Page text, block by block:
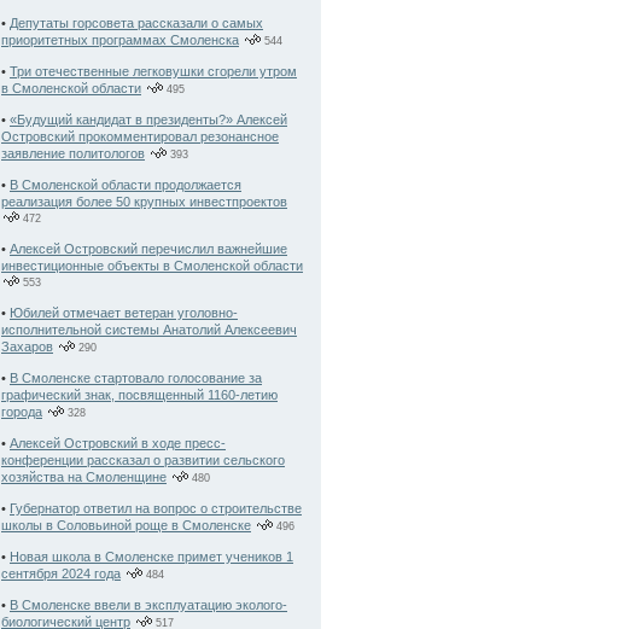
• Депутаты горсовета рассказали о самых
приоритетных программах Смоленска
544
• Три отечественные легковушки сгорели утром
в Смоленской области
495
• «Будущий кандидат в президенты?» Алексей
Островский прокомментировал резонансное
заявление политологов
393
• В Смоленской области продолжается
реализация более 50 крупных инвестпроектов
472
• Алексей Островский перечислил важнейшие
инвестиционные объекты в Смоленской области
553
• Юбилей отмечает ветеран уголовно-
исполнительной системы Анатолий Алексеевич
Захаров
290
• В Смоленске стартовало голосование за
графический знак, посвященный 1160-летию
города
328
• Алексей Островский в ходе пресс-
конференции рассказал о развитии сельского
хозяйства на Смоленщине
480
• Губернатор ответил на вопрос о строительстве
школы в Соловьиной роще в Смоленске
496
• Новая школа в Смоленске примет учеников 1
сентября 2024 года
484
• В Смоленске ввели в эксплуатацию эколого-
биологический центр
517